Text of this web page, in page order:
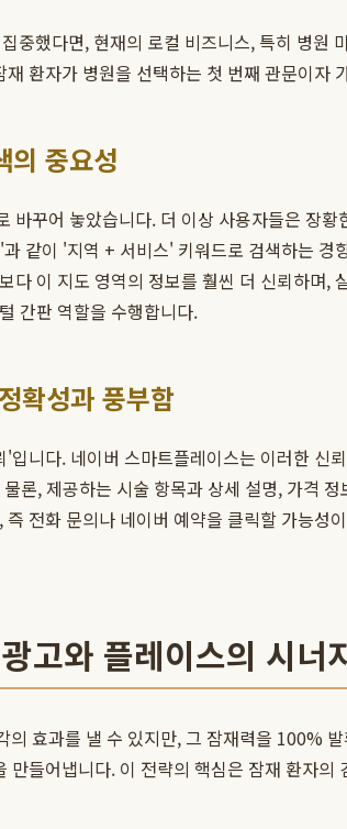
중했다면, 현재의 로컬 비즈니스, 특히 병
환자가 병원을 선택하는 첫 번째 관문이자
의 중요성
꾸어 놓았습니다. 더 이상 사용자들은 장
같이 '지역 + 서비스' 키워드로 검색하는
이 지도 영역의 정보를 훨씬 더 신뢰하며
간판 역할을 수행합니다.
확성과 풍부함
니다. 네이버 스마트플레이스는 이러한
론, 제공하는 시술 항목과 상세 설명, 가격
전화 문의나 네이버 예약을 클릭할 가능성
고와 플레이스의 시너
효과를 낼 수 있지만, 그 잠재력을 100%
들어냅니다. 이 전략의 핵심은 잠재 환자